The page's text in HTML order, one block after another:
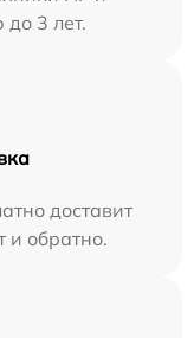
до 3 лет.
доставит
и обратно.